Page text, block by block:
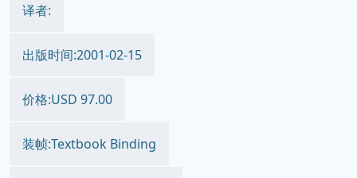
译者:
出版时间:2001-02-15
价格:USD 97.00
装帧:Textbook Binding